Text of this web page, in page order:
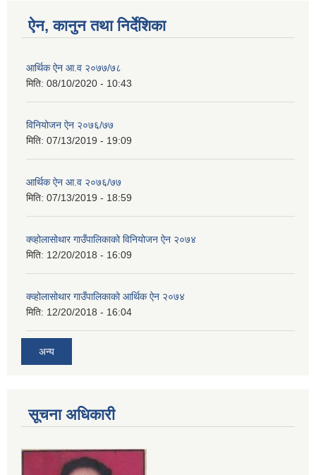
ऐन, कानुन तथा निर्देशिका
आर्थिक ऐन आ.व २०७७/७८
मिति: 08/10/2020 - 10:43
विनियोजन ऐन २०७६/७७
मिति: 07/13/2019 - 19:09
आर्थिक ऐन आ.व २०७६/७७
मिति: 07/13/2019 - 18:59
क्व्होलासोथार गाउँपालिकाको विनियोजन ऐन २०७४
मिति: 12/20/2018 - 16:09
क्व्होलासोथार गाउँपालिकाको आर्थिक ऐन २०७४
मिति: 12/20/2018 - 16:04
अन्य
सूचना अधिकारी